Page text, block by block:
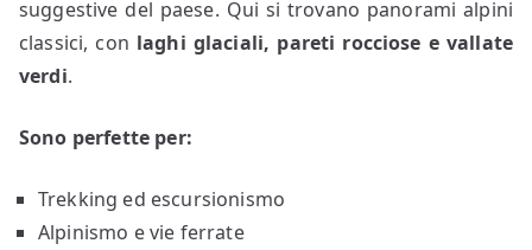
suggestive del paese. Qui si trovano panorami alpini
classici, con laghi glaciali, pareti rocciose e vallate
verdi.
Sono perfette per:
Trekking ed escursionismo
Alpinismo e vie ferrate